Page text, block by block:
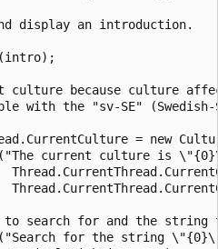
display an introduction.
culture because culture
with the "sv-SE" (Swedish-
= new
current culture is
search for and the string
for the string